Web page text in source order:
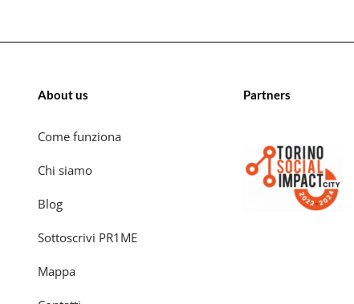
About us
Come funziona
Chi siamo
Blog
Sottoscrivi PR1ME
Mappa
Partners